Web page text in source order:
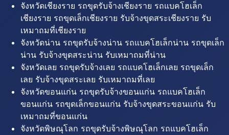
จังหวัดเชียงราย รถขุดรับจ้างเชียงราย รถแบคโฮเล็ก
เชียงราย รถขุดเล็กเชียงราย รับจ้างขุดสระเชียงราย รับ
เหมาถมที่เชียงราย
จังหวัดน่าน รถขุดรับจ้างน่าน รถแบคโฮเล็กน่าน รถขุดเล็ก
น่าน รับจ้างขุดสระน่าน รับเหมาถมที่น่าน
จังหวัดเลย รถขุดรับจ้างเลย รถแบคโฮเล็กเลย รถขุดเล็ก
เลย รับจ้างขุดสระเลย รับเหมาถมที่เลย
จังหวัดขอนแก่น รถขุดรับจ้างขอนแก่น รถแบคโฮเล็ก
ขอนแก่น รถขุดเล็กขอนแก่น รับจ้างขุดสระขอนแก่น รับ
เหมาถมที่ขอนแก่น
จังหวัดพิษณุโลก รถขุดรับจ้างพิษณุโลก รถแบคโฮเล็ก